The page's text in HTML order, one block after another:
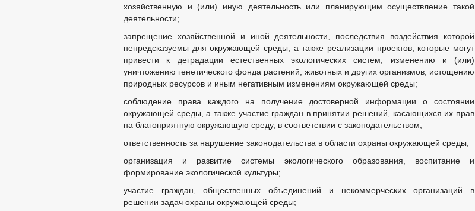
хозяйственную и (или) иную деятельность или планирующим осуществление такой
деятельности;
запрещение хозяйственной и иной деятельности, последствия воздействия которой
непредсказуемы для окружающей среды, а также реализации проектов, которые могут
привести к деградации естественных экологических систем, изменению и (или)
уничтожению генетического фонда растений, животных и других организмов, истощению
природных ресурсов и иным негативным изменениям окружающей среды;
соблюдение права каждого на получение достоверной информации о состоянии
окружающей среды, а также участие граждан в принятии решений, касающихся их прав
на благоприятную окружающую среду, в соответствии с законодательством;
ответственность за нарушение законодательства в области охраны окружающей среды;
организация и развитие системы экологического образования, воспитание и
формирование экологической культуры;
участие граждан, общественных объединений и некоммерческих организаций в
решении задач охраны окружающей среды;